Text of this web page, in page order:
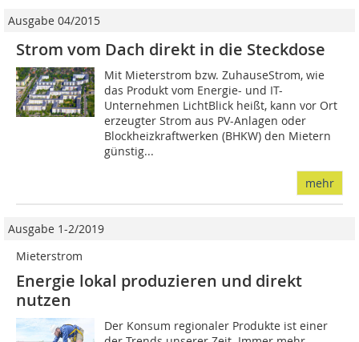
Ausgabe 04/2015
Strom vom Dach direkt in die Steckdose
Mit Mieterstrom bzw. ZuhauseStrom, wie
das Produkt vom Energie- und IT-
Unternehmen LichtBlick heißt, kann vor Ort
erzeugter Strom aus PV-Anlagen oder
Blockheizkraftwerken (BHKW) den Mietern
günstig...
mehr
Ausgabe 1-2/2019
Mieterstrom
Energie lokal produzieren und direkt
nutzen
Der Konsum regionaler Produkte ist einer